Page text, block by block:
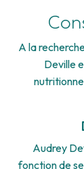
A la
Deville
Audrey
fonction de